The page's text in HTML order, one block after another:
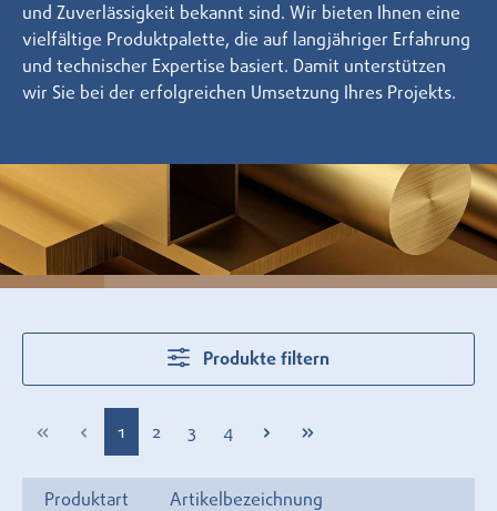
und Zuverlässigkeit bekannt sind. Wir bieten Ihnen eine
vielfältige Produktpalette, die auf langjähriger Erfahrung
und technischer Expertise basiert. Damit unterstützen
wir Sie bei der erfolgreichen Umsetzung Ihres Projekts.
Produkte filtern
Seite
1 Seite
2 Seite
3 Seite
4
Produktart Artikelbezeichnung